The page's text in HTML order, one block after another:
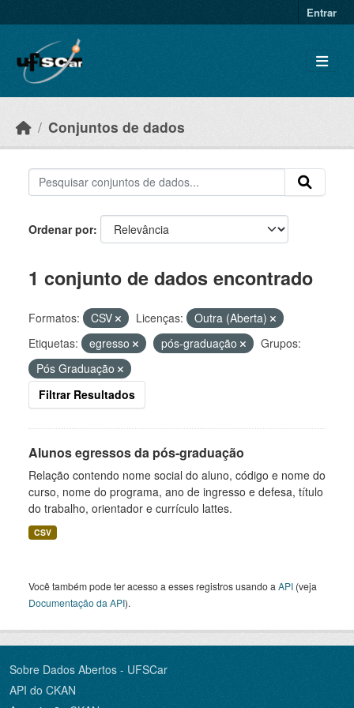
Entrar
Conjuntos de dados
Ordenar por
1 conjunto de dados encontrado
Formatos: CSV Licenças:
Outra (Aberta)
Etiquetas:
egresso pós-graduação
Grupos:
Pós Graduação
Filtrar Resultados
Alunos egressos da pós-graduação
Relação contendo nome social do aluno, código e nome do
curso, nome do programa, ano de ingresso e defesa, título
do trabalho, orientador e currículo lattes.
CSV
Você também pode ter acesso a esses registros usando a API (veja
Documentação da API).
Sobre Dados Abertos - UFSCar
API do CKAN